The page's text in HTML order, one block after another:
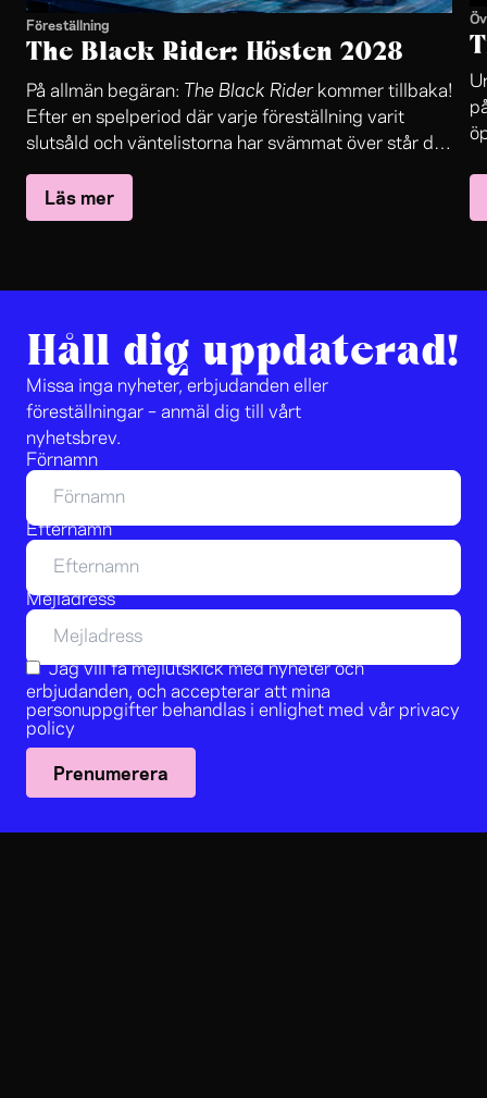
Föreställning
The Black Rider: Hösten 2028
På allmän begäran: The Black Riderkommer tillbaka!
Efter en spelperiod där varje föreställning varit
slutsåld och väntelistorna har svämmat över står det
nu klart:The Black Rider
stora scen.
Läs mer
Håll dig uppdaterad!
Missa inga nyheter, erbjudanden eller
föreställningar – anmäl dig till vårt
nyhetsbrev.
Förnamn
Efternamn
Mejladress
Jag vill få mejlutskick med nyheter och
erbjudanden, och accepterar att mina
personuppgifter behandlas i enlighet med vår privacy
policy
Prenumerera